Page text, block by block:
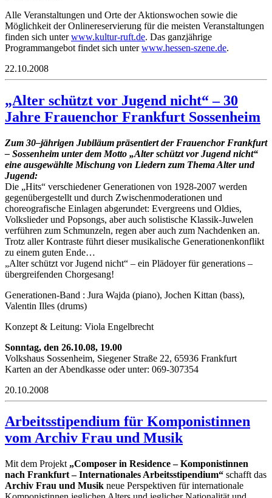
Alle Veranstaltungen und Orte der Aktionswochen sowie die
Möglichkeit der Onlinereservierung für die meisten Veranstaltungen
finden sich unterwww.kultur-ruft.de. Das ganzjährige
Programmangebot findet sich unterwww.hessen-szene.de.
22.10.2008
„Alter schützt vor Jugend nicht“ – 30
Jahre Frauenchor Frankfurt Sossenheim
Zum 30–jährigen Jubiläum präsentiert der Frauenchor Frankfurt
– Sossenheim unter dem Motto „Alter schützt vor Jugend nicht“
eine ausgewählte Mischung von Liedern zum Thema Alter und
Jugend:
Die „Hits“ verschiedener Generationen von 1928-2007 werden
gegenübergestellt und durch Zwischenmoderationen und
choreografische Einlagen abgerundet: Evergreens und Oldies,
Volkslieder und Popsongs, aber auch solistische Klassik-Juwelen
verführen zum Schmunzeln, regen aber auch zum Nachdenken an.
Trotz aller Kontraste führt dieser musikalische Generationenkonflikt
zu einem guten Ende…
„Alter schützt vor Jugend nicht“ – ein Plädoyer für generations –
übergreifenden Chorgesang!
Generationen-Band : Jura Wajda (piano), Jochen Kittan (bass),
Valentin Illes (drums)
Konzept & Leitung: Viola Engelbrecht
Sonntag, den 26.10.08, 19.00
Volkshaus Sossenheim, Siegener Straße 22, 65936 Frankfurt
Karten an der Abendkasse oder unter: 069-307354
20.10.2008
Arbeitsstipendium für Komponistinnen
vom Archiv Frau und Musik
Mit dem Projekt „Composer in Residence – Komponistinnen
nach Frankfurt – Internationales Arbeitsstipendium“ schafft das
Archiv Frau und Musik neue Perspektiven für internationale